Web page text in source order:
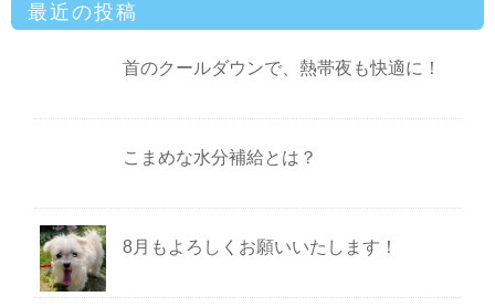
最近の投稿
首のクールダウンで、熱帯夜も快適に！
こまめな水分補給とは？
8月もよろしくお願いいたします！